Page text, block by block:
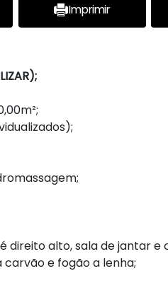
Imprimir
direito alto, sala de jantar e
e fogão a lenha;